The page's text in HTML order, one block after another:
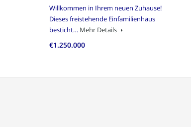
Willkommen in Ihrem neuen Zuhause!
Dieses freistehende Einfamilienhaus
besticht… Mehr Details
€1.250.000